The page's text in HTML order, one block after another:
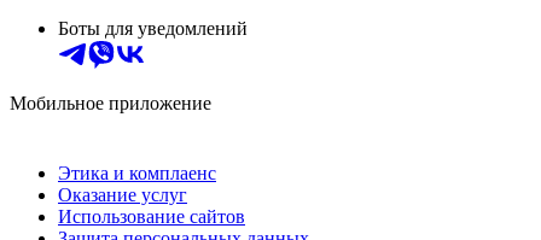
Боты для уведомлений
Мобильное приложение
Этика и комплаенс
Оказание услуг
Использование сайтов